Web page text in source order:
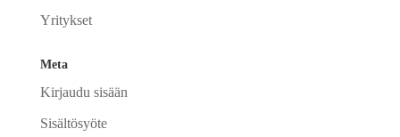
Yritykset
Meta
Kirjaudu sisään
Sisältösyöte